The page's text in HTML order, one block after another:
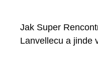
Jak Super
Lanvellecu a jinde